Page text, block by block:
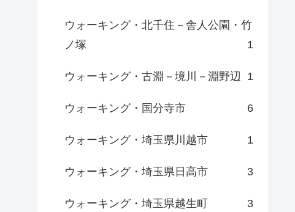
ウォーキング・北千住－舎人公園・竹
ノ塚
1
ウォーキング・古淵－境川－淵野辺 1
ウォーキング・国分寺市 6
ウォーキング・埼玉県川越市 1
ウォーキング・埼玉県日高市 3
ウォーキング・埼玉県越生町 3